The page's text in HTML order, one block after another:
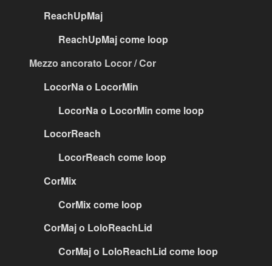
ReachUpMaj
ReachUpMaj come loop
Mezzo ancorato Locor / Cor
LocorNa o LocorMin
LocorNa o LocorMin come loop
LocorReach
LocorReach come loop
CorMix
CorMix come loop
CorMaj o LoloReachLid
CorMaj o LoloReachLid come loop